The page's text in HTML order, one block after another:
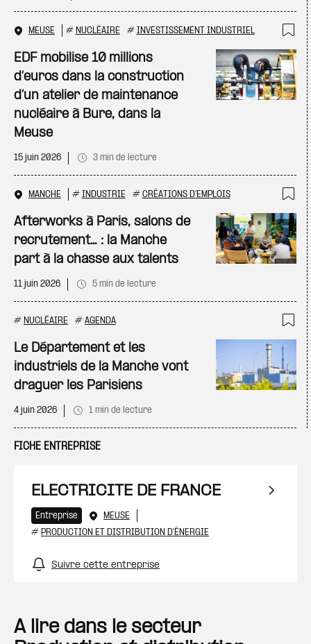
MEUSE # NUCLÉAIRE # INVESTISSEMENT INDUSTRIEL
EDF mobilise 10 millions
d’euros dans la construction
d’un atelier de maintenance
nucléaire à Bure, dans la
Meuse
15 juin 2026 3 min de lecture
MANCHE # INDUSTRIE # CRÉATIONS D'EMPLOIS
Afterworks à Paris, salons de
recrutement… : la Manche
part à la chasse aux talents
11 juin 2026 5 min de lecture
# NUCLÉAIRE # AGENDA
Le Département et les
industriels de la Manche vont
draguer les Parisiens
4 juin 2026 1 min de lecture
FICHE ENTREPRISE
ELECTRICITE DE FRANCE
Entreprise
MEUSE
# PRODUCTION ET DISTRIBUTION D'ÉNERGIE
Suivre cette entreprise
A lire dans le secteur